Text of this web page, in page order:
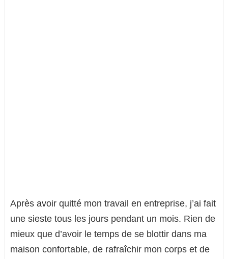
Après avoir quitté mon travail en entreprise, j’ai fait
une sieste tous les jours pendant un mois. Rien de
mieux que d’avoir le temps de se blottir dans ma
maison confortable, de rafraîchir mon corps et de